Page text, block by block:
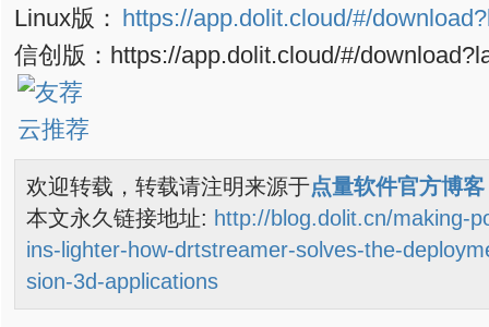
Linux版： https://app.dolit.cloud/#/
信创版：https://app.dolit.cloud/#/
欢迎转载，转载请注明来源于点量软件官方博客
本文永久链接地址: http://blog.dolit.cn/making-
ins-lighter-how-drtstreamer-solves-the-
sion-3d-applications